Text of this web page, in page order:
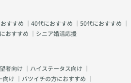
すすめ ｜ 40代におすすめ ｜ 50代におすすめ ｜
おすすめ ｜ シニア婚活応援
者向け ｜ ハイステータス向け ｜
向け ｜ バツイチの方におすすめ ｜